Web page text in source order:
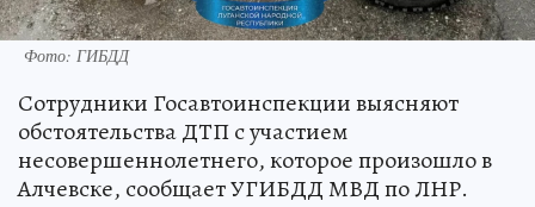
Фото: ГИБДД
Сотрудники Госавтоинспекции выясняют
обстоятельства ДТП с участием
несовершеннолетнего, которое произошло в
Алчевске, сообщает УГИБДД МВД по ЛНР.